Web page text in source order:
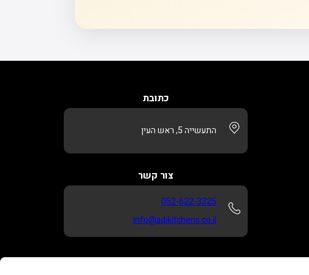
כתובת
התעשייה 5, ראש העין
צור קשר
052-622-3325
info@adikitchens.co.il